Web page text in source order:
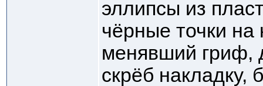
эллипсы из
чёрные точки на
менявший гриф,
скрёб